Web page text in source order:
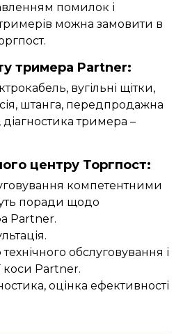
помилок і
можна замовити в
тримера Partner:
вугільні щітки,
штанга, передпродажна
тримера –
центру Торгпост:
компетентними
поради щодо
Partner.
обслуговування і
коси Partner.
оцінка ефективності